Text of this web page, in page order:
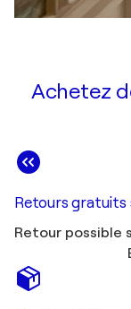
Achetez
Retours gratuits
Retour possible